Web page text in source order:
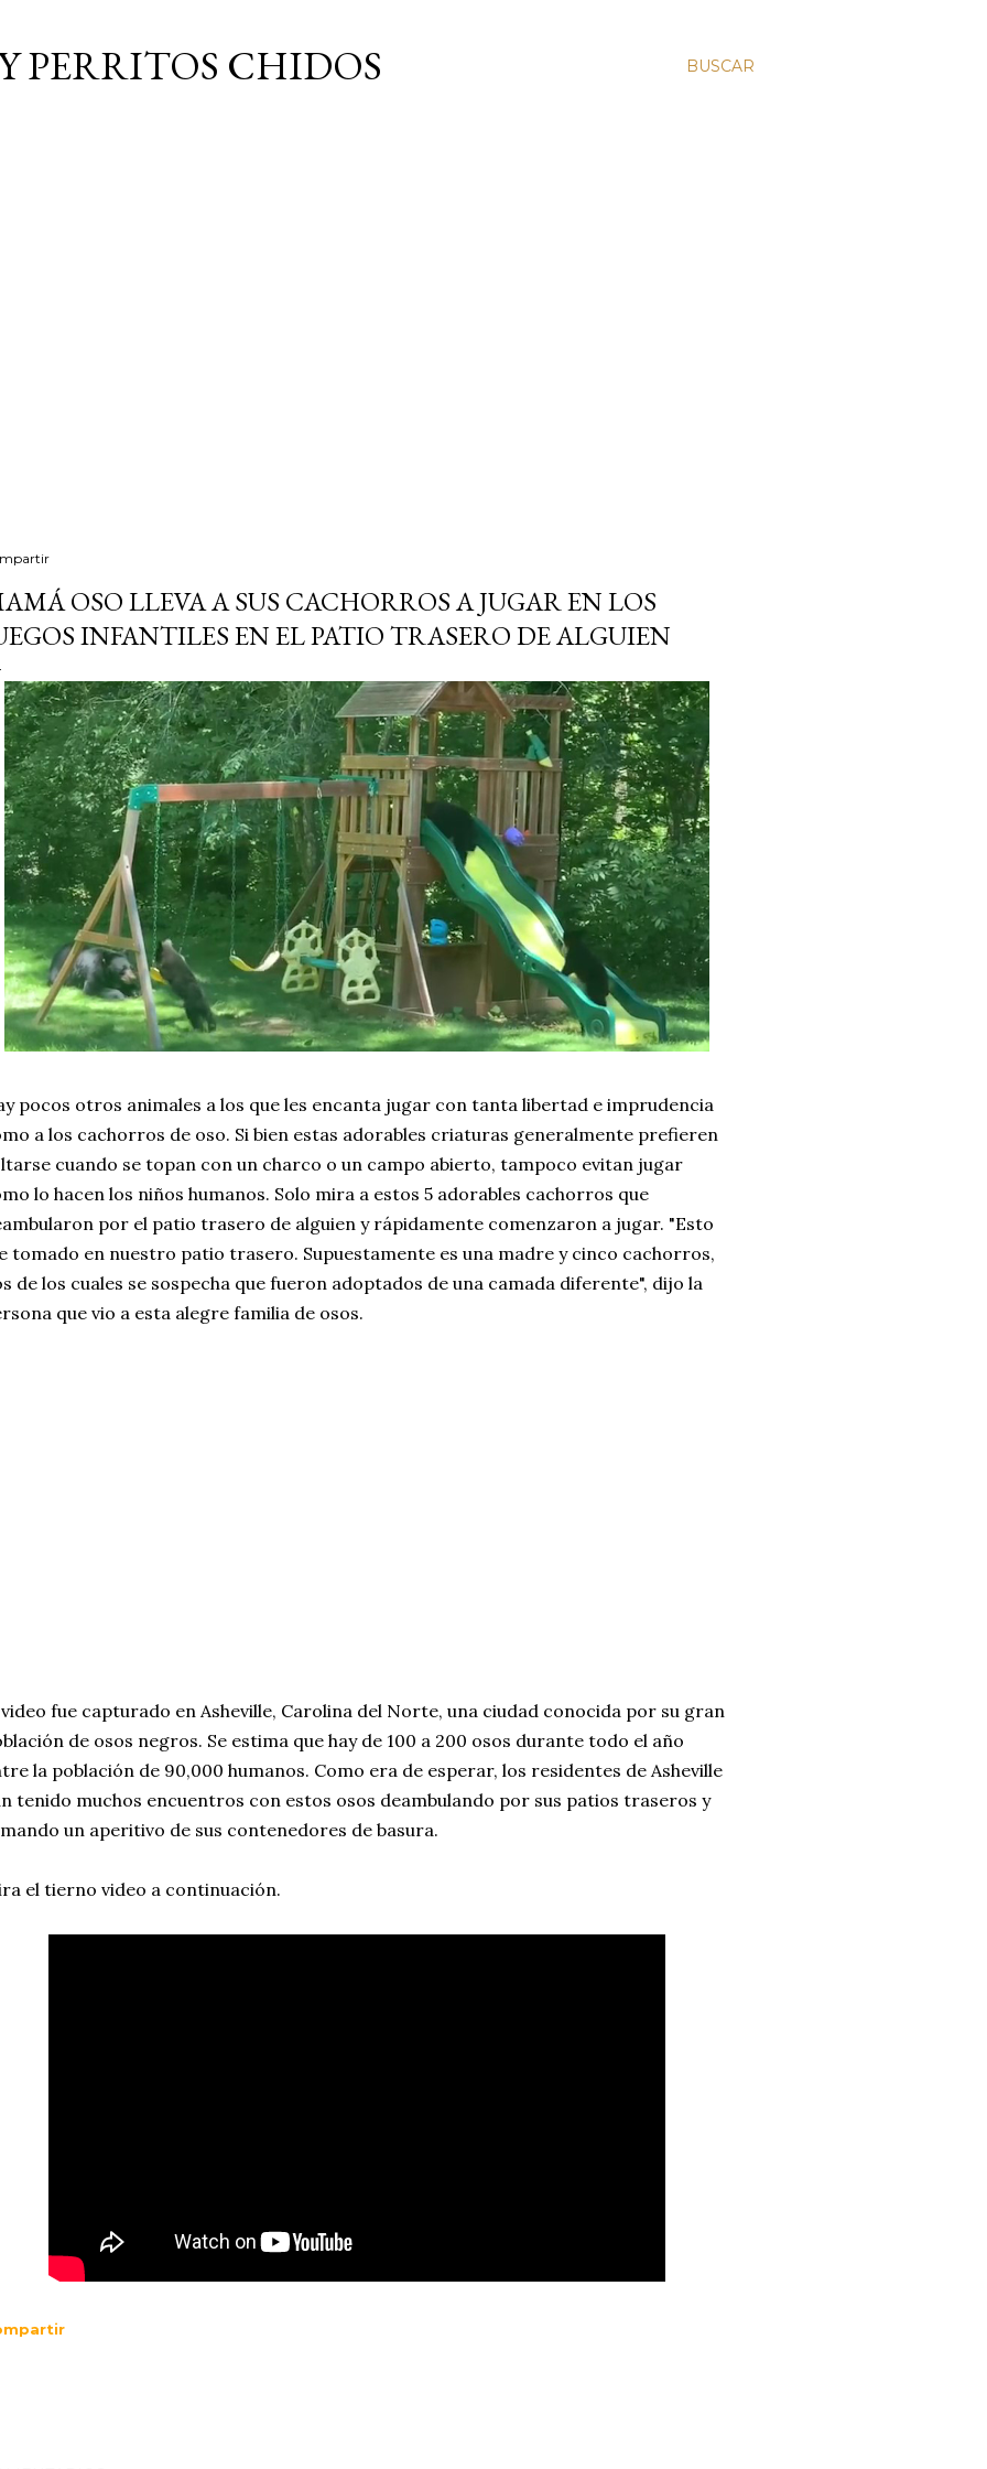
BUSCAR
PERRITOS CHIDOS
OSO LLEVA A SUS CACHORROS A JUGAR EN LOS
INFANTILES EN EL PATIO TRASERO DE ALGUIEN
pocos otros animales a los que les encanta jugar con tanta libertad e imprudencia
a los cachorros de oso. Si bien estas adorables criaturas generalmente prefieren
cuando se topan con un charco o un campo abierto, tampoco evitan jugar
lo hacen los niños humanos. Solo mira a estos 5 adorables cachorros que
por el patio trasero de alguien y rápidamente comenzaron a jugar. "Esto
tomado en nuestro patio trasero. Supuestamente es una madre y cinco cachorros,
de los cuales se sospecha que fueron adoptados de una camada diferente", dijo la
que vio a esta alegre familia de osos.
fue capturado en Asheville, Carolina del Norte, una ciudad conocida por su gran
de osos negros. Se estima que hay de 100 a 200 osos durante todo el año
la población de 90,000 humanos. Como era de esperar, los residentes de Asheville
tenido muchos encuentros con estos osos deambulando por sus patios traseros y
un aperitivo de sus contenedores de basura.
el tierno video a continuación.